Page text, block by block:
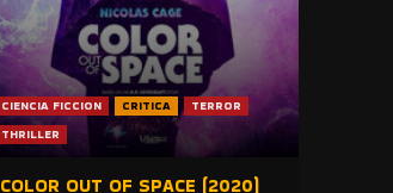
CIENCIA FICCION CRITICA
TERROR
THRILLER
COLOR OUT OF SPACE (2020)